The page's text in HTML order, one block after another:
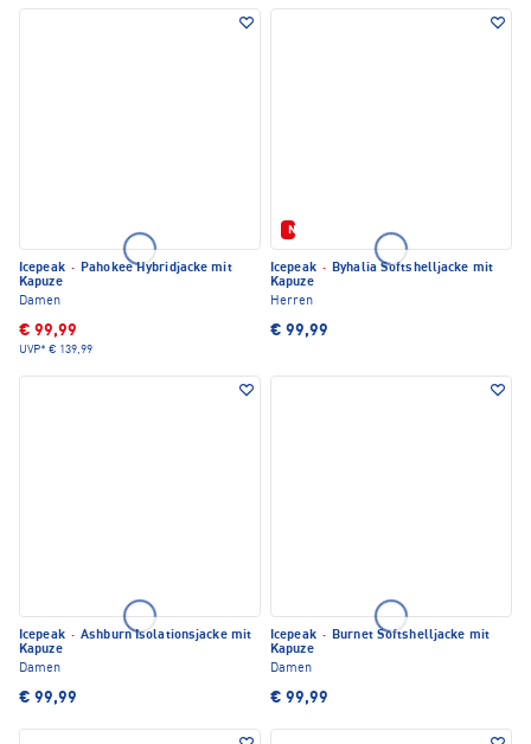
Icepeak · Pahokee Hybridjacke mit
Kapuze
Damen
€ 99,99
UVP* € 139,99
Neu
Icepeak · Byhalia Softshelljacke mit
Kapuze
Herren
€ 99,99
Icepeak · Ashburn Isolationsjacke mit
Kapuze
Damen
€ 99,99
Icepeak · Burnet Softshelljacke mit
Kapuze
Damen
€ 99,99